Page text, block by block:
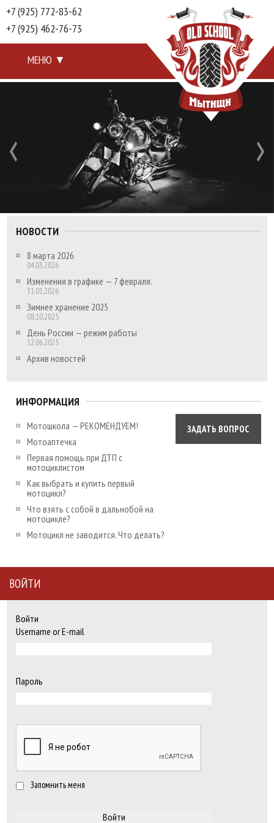
+7 (925) 772-83-62
+7 (925) 462-76-73
МЕНЮ ▼
НОВОСТИ
8 марта 2026
04.03.2026
Изменения в графике — 7 февраля.
31.01.2026
Зимнее хранение 2025
08.10.2025
День России — режим работы
12.06.2025
Архив новостей
ИНФОРМАЦИЯ
Мотошкола — РЕКОМЕНДУЕМ!
Мотоаптечка
Первая помощь при ДТП с
мотоциклистом
Как выбрать и купить первый
мотоцикл?
Что взять с собой в дальнобой на
мотоцикле?
Мотоцикл не заводится. Что делать?
ЗАДАТЬ ВОПРОС
ВОЙТИ
Войти
Username or E-mail
Пароль
Запомнить меня